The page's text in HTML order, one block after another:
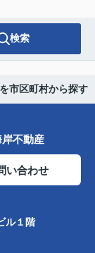
検索
市区町村から探す
不動産
い合わせ
ル１階